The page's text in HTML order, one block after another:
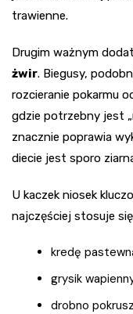
trawienne.
Drugim ważnym
żwir. Biegusy,
rozcieranie pokarmu
gdzie potrzebny jest
znacznie poprawia
diecie jest sporo
U kaczek niosek
najczęściej stosuje
kredę
grysik
drobno